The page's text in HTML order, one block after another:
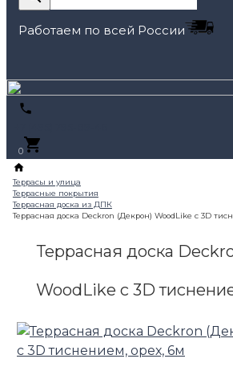
Работаем по всей России
0
Террасная доска
WoodLike с 3D